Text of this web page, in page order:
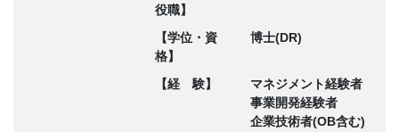
役職】
【学位・資
格】
博士(DR)
【経 験】
マネジメント経験者
事業開発経験者
企業技術者(OB含む)